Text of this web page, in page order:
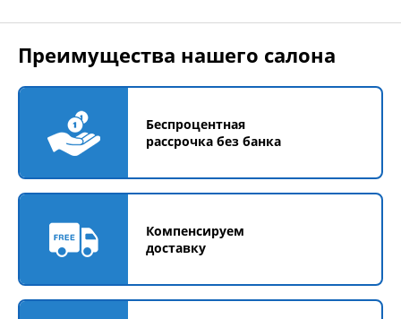
Преимущества нашего салона
Беспроцентная
рассрочка без банка
Компенсируем
доставку